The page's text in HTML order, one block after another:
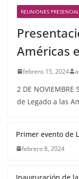
REUNIONES
Américas
febrero 15, 2024
2 DE
de Legado a las
Primer evento de
febrero 8, 2024